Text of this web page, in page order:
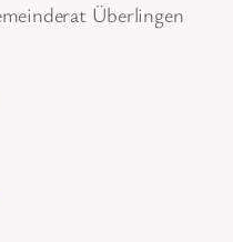
Überlingen